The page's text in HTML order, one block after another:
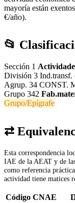
mayoría están
€/año).
📂
Sección 1
División 3 Ind.transf.
Agrup. 34 CONST.
Grupo 342
Grupo/Epígrafe
⇄
Esta correspondencia
IAE de la AEAT y de
como referencia
actividad tiene matices
Código CNAE